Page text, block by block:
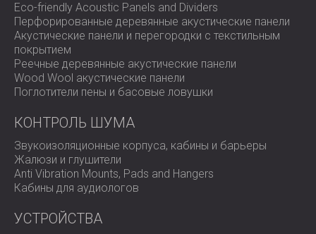
Eco-friendly Acoustic Panels and Dividers
Перфорированные деревянные акустические панели
Акустические панели и перегородки с текстильным
покрытием
Реечные деревянные акустические панели
Wood Wool акустические панели
Поглотители пены и басовые ловушки
КОНТРОЛЬ ШУМА
Звукоизоляционные корпуса, кабины и барьеры
Жалюзи и глушители
Anti Vibration Mounts, Pads and Hangers
Кабины для аудиологов
УСТРОЙСТВА